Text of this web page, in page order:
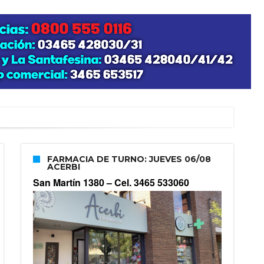
FARMACIA DE TURNO: JUEVES 06/08
ACERBI
San Martín 1380 –Cel. 3465 533060